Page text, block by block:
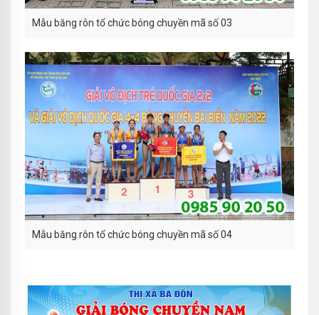
Mẫu băng rôn tổ chức bóng chuyền mã số 03
Mẫu băng rôn tổ chức bóng chuyền mã số 04